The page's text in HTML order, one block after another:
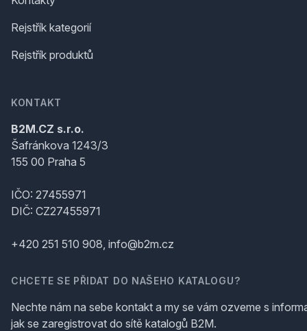
Rejstřík kategorií
Rejstřík produktů
KONTAKT
B2M.CZ s.r.o.
Šafránkova 1243/3
155 00 Praha 5
IČO: 27455971
DIČ: CZ27455971
+420 251 510 908, info@b2m.cz
CHCETE SE PŘIDAT DO NAŠEHO KATALOGU?
Nechte nám na sebe kontakt a my se vám ozveme s
jak se zaregistrovat do sítě katalogů B2M.